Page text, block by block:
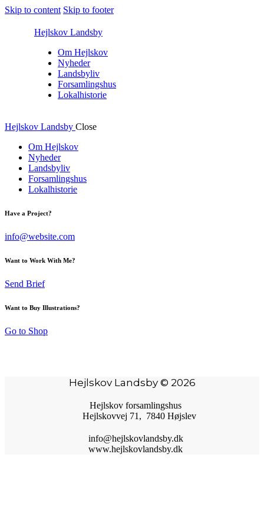
Skip to content Skip to footer
Hejlskov Landsby
Om Hejlskov
Nyheder
Landsbyliv
Forsamlingshus
Lokalhistorie
Hejlskov Landsby Close
Om Hejlskov
Nyheder
Landsbyliv
Forsamlingshus
Lokalhistorie
Have a Project?
info@website.com
Want to Work With Me?
Send Brief
Want to Buy Illustrations?
Go to Shop
Hejlskov Landsby © 2026
Hejlskov forsamlingshus
Hejlskovvej 71, 7840 Højslev
info@hejlskovlandsby.dk
www.hejlskovlandsby.dk